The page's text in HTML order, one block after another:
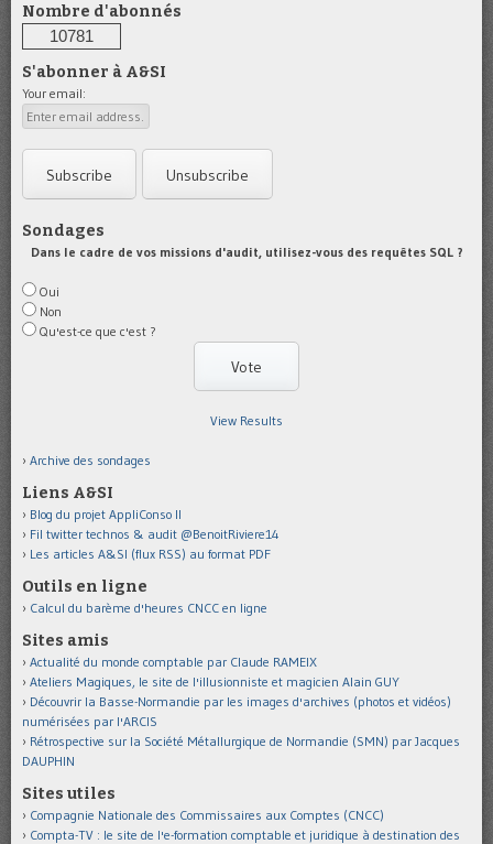
Nombre d'abonnés
10781
S'abonner à A&SI
Your email:
Sondages
Dans le cadre de vos missions d'audit, utilisez-vous des requêtes SQL ?
Oui
Non
Qu'est-ce que c'est ?
View Results
Archive des sondages
Liens A&SI
Blog du projet AppliConso II
Fil twitter technos & audit @BenoitRiviere14
Les articles A&SI (flux RSS) au format PDF
Outils en ligne
Calcul du barème d'heures CNCC en ligne
Sites amis
Actualité du monde comptable par Claude RAMEIX
Ateliers Magiques, le site de l'illusionniste et magicien Alain GUY
Découvrir la Basse-Normandie par les images d'archives (photos et vidéos)
numérisées par l'ARCIS
Rétrospective sur la Société Métallurgique de Normandie (SMN) par Jacques
DAUPHIN
Sites utiles
Compagnie Nationale des Commissaires aux Comptes (CNCC)
Compta-TV : le site de l'e-formation comptable et juridique à destination des